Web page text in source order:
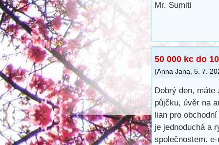
Mr. Sumiti
50 000 kc do
(Anna Jana, 5. 7.
Dobrý den,
půjčku, úvěr na
lian pro
je jednoduchá a
společnostem.